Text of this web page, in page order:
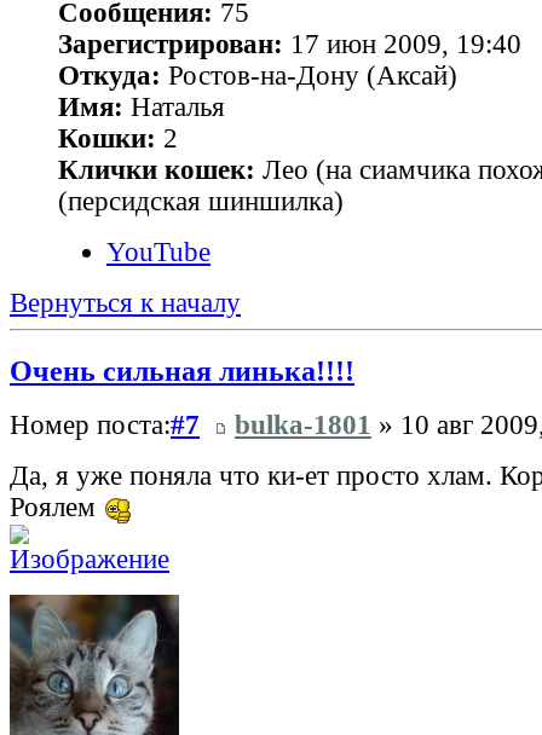
Сообщения: 75
Зарегистрирован: 17 июн 2009, 19:40
Откуда: Ростов-на-Дону (Аксай)
Имя: Наталья
Кошки: 2
Клички кошек: Лео (на сиамчика
(персидская шиншилка)
YouTube
Вернуться к началу
Очень сильная линька!!!!
Номер поста:#7 bulka-1801 » 10 авг
Да, я уже поняла что ки-ет просто хлам.
Роялем